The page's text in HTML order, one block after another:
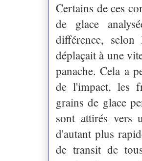
Certains de ces
de glace
différence, selon
déplaçait à une
panache. Cela a
de l'impact, les
grains de glace
sont attirés vers
d'autant plus
de transit de